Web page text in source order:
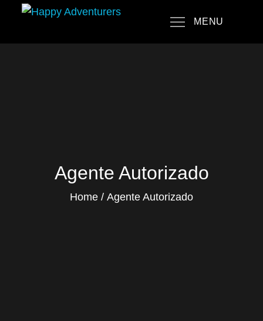
content
MENU
Agente Autorizado
Home Agente Autorizado